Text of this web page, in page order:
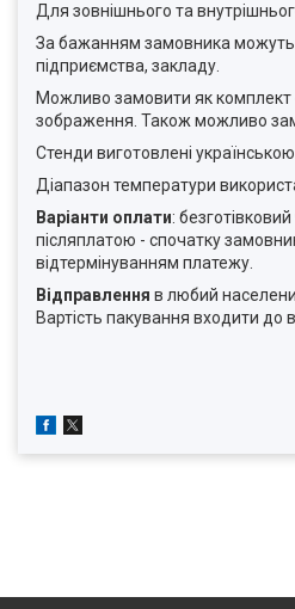
Для зовнішнього та
За бажанням замовника можуть
підприємства, закладу.
Можливо замовити як комплект
зображення. Також можливо
Стенди виготовлені
Діапазон температури
Варіанти оплати:
післяплатою - спочатку
відтермінуванням платежу.
Відправлення в любий
Вартість пакування входити до